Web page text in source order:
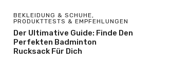
BEKLEIDUNG & SCHUHE,
PRODUKTTESTS & EMPFEHLUNGEN
Der Ultimative Guide: Finde Den
Perfekten Badminton
Rucksack Für Dich